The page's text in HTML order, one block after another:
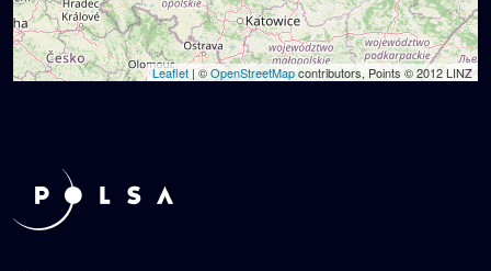
Leaflet| ©OpenStreetMapcontributors, Points © 2012 LINZ